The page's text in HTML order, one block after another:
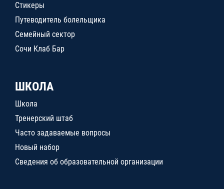
Стикеры
Путеводитель болельщика
Семейный сектор
Сочи Клаб Бар
ШКОЛА
Школа
Тренерский штаб
Часто задаваемые вопросы
Новый набор
Сведения об образовательной организации